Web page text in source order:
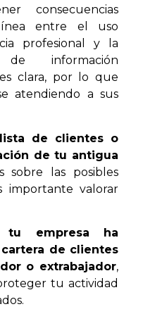
consecuencias
entre el uso
profesional y la
información
clara, por lo que
atendiendo a sus
de clientes o
de tu antigua
sobre las posibles
importante valorar
tu empresa ha
de clientes
o extrabajador,
tu actividad